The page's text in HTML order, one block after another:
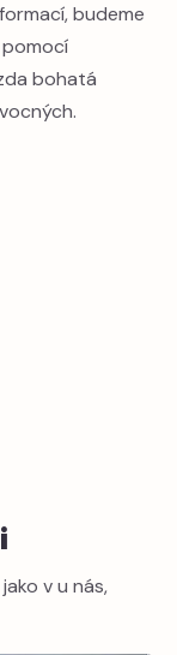
budeme
bohatá
v u nás,